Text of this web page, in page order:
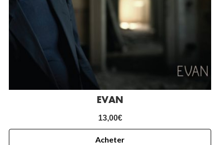
EVAN
13,00€
Acheter